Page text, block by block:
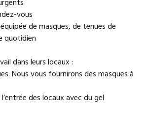
vous
de masques, de tenues de
quotidien
dans leurs locaux :
Nous vous fournirons des masques à
des locaux avec du gel